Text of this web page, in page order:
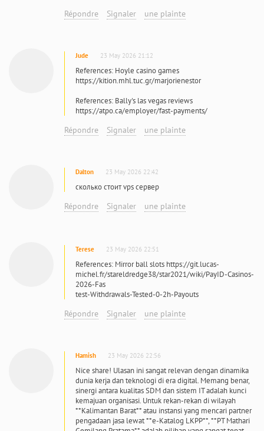
Répondre Signaler une plainte
Jude 23 May 2026 21:12
References: Hoyle casino games
https://kition.mhl.tuc.gr/marjorienestor
References: Bally's las vegas reviews
https://atpo.ca/employer/fast-payments/
Répondre Signaler une plainte
Dalton 23 May 2026 22:42
сколько стоит vps сервер
Répondre Signaler une plainte
Terese 23 May 2026 22:51
References: Mirror ball slots https://git.lucas-
michel.fr/stareldredge38/star2021/wiki/PayID-Casinos-
2026-Fas
test-Withdrawals-Tested-0-2h-Payouts
Répondre Signaler une plainte
Hamish 23 May 2026 22:56
Nice share! Ulasan ini sangat relevan dengan dinamika
dunia kerja dan teknologi di era digital. Memang benar,
sinergi antara kualitas SDM dan sistem IT adalah kunci
kemajuan organisasi. Untuk rekan-rekan di wilayah
**Kalimantan Barat** atau instansi yang mencari partner
pengadaan jasa lewat **e-Katalog LKPP**, **PT Mathari